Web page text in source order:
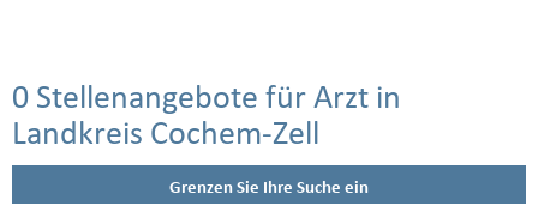
0 Stellenangebote für Arzt in
Landkreis Cochem-Zell
Grenzen Sie Ihre Suche ein